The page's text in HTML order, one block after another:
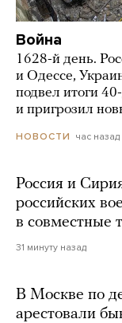
Война
1628-й день.
и Одессе,
подвел итоги
и пригрозил
НОВОСТИ час назад
Россия и
российских
в совместные
31 минуту назад
В Москве по
арестовали